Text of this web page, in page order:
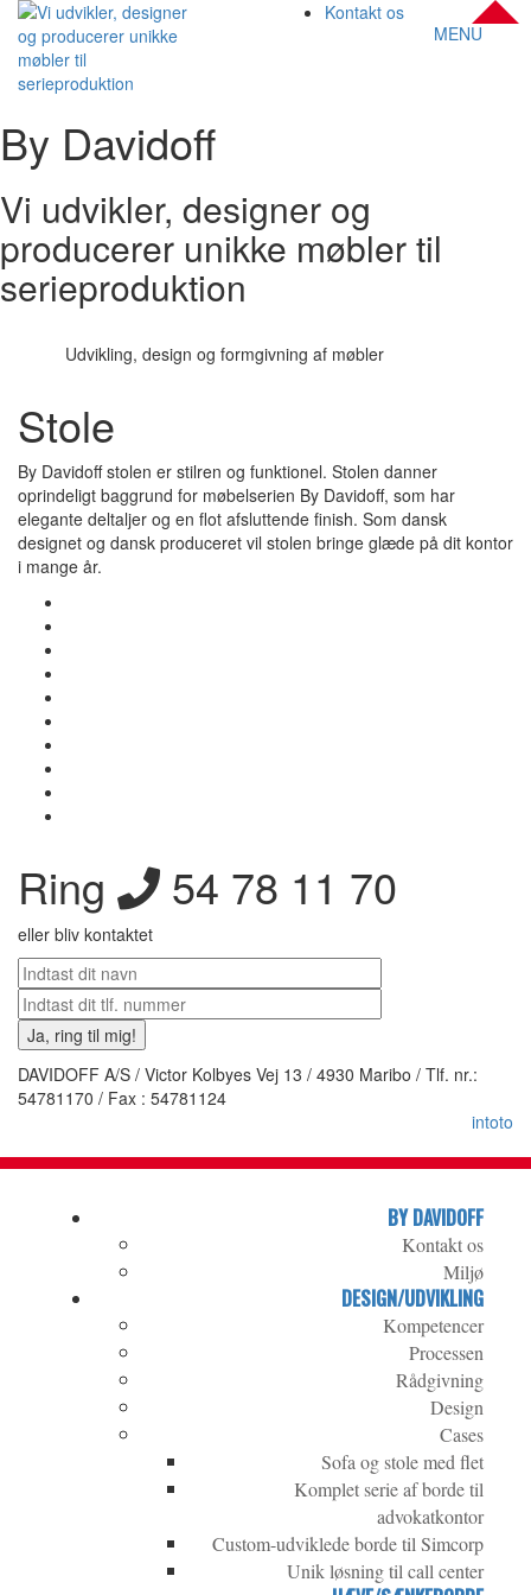
MENU
Kontakt os
By Davidoff
Vi udvikler, designer og
producerer unikke møbler til
serieproduktion
Udvikling, design og formgivning af møbler
Stole
By Davidoff stolen er stilren og funktionel. Stolen danner
oprindeligt baggrund for møbelserien By Davidoff, som har
elegante deltaljer og en flot afsluttende finish. Som dansk
designet og dansk produceret vil stolen bringe glæde på dit kontor
i mange år.
Ring 54 78 11 70
eller bliv kontaktet
DAVIDOFF A/S / Victor Kolbyes Vej 13 / 4930 Maribo / Tlf. nr.:
54781170 / Fax : 54781124
intoto
BY DAVIDOFF
Kontakt os
Miljø
DESIGN/UDVIKLING
Kompetencer
Processen
Rådgivning
Design
Cases
Sofa og stole med flet
Komplet serie af borde til
advokatkontor
Custom-udviklede borde til Simcorp
Unik løsning til call center